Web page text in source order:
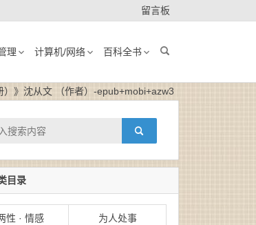
留言板
理 计算机/网络 百科全书
）》沈从文 （作者）-epub+mobi+azw3
目录
性 · 情感 为人处事